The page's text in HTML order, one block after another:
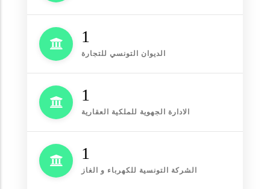
1
الديوان التونسي للتجارة
1
الادارة الجهوية للملكية العقارية
1
الشركة التونسية للكهرباء و الغاز